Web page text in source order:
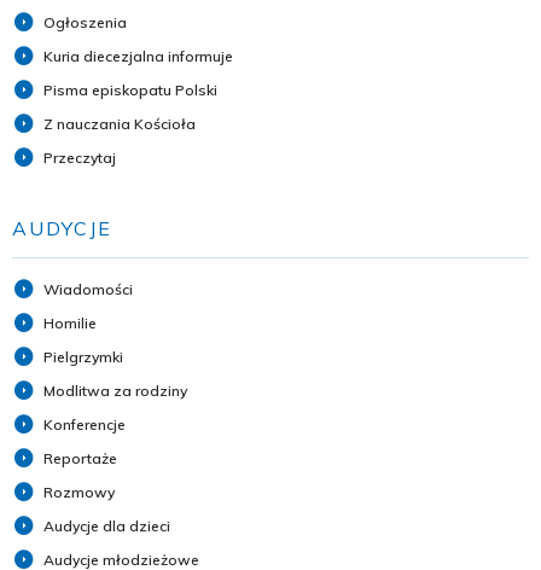
Ogłoszenia
Kuria diecezjalna informuje
Pisma episkopatu Polski
Z nauczania Kościoła
Przeczytaj
AUDYCJE
Wiadomości
Homilie
Pielgrzymki
Modlitwa za rodziny
Konferencje
Reportaże
Rozmowy
Audycje dla dzieci
Audycje młodzieżowe